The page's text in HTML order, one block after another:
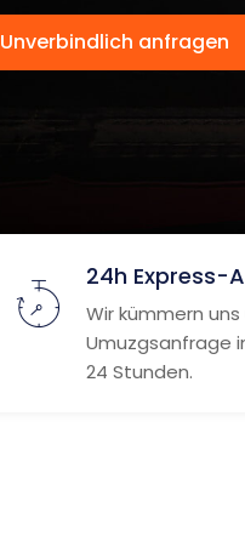
Unverbindlich anfragen
24h Express-
Wir kümmern uns
Umuzgsanfrage
24 Stunden.